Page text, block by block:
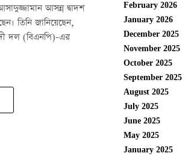
আসন্ন দ্বাদশ
তিনি জানিয়েছেন,
দল (বিএনপি)-এর
February 2026
January 2026
December 2025
November 2025
October 2025
September 2025
August 2025
July 2025
June 2025
May 2025
January 2025